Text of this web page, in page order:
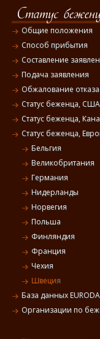
Общие положения
Способ прибытия
Составление
Подача заявления
Обжалование отказа
Статус беженца, США
Статус беженца,
Статус беженца,
Бельгия
Великобритания
Германия
Нидерланды
Норвегия
Польша
Финляндия
Франция
Чехия
Швеция
База данных
Организации по